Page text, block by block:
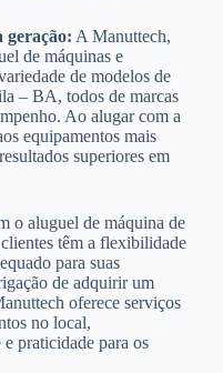
geração: A Manuttech,
de máquinas e
de modelos de
– BA, todos de marcas
Ao alugar com a
equipamentos mais
superiores em
o aluguel de máquina de
têm a flexibilidade
para suas
de adquirir um
oferece serviços
no local,
praticidade para os